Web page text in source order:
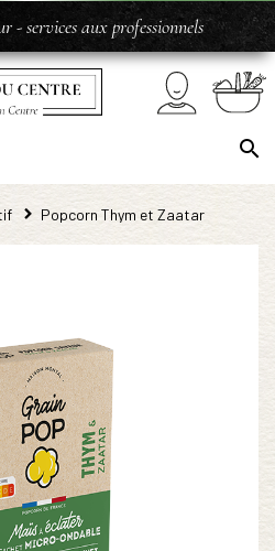
services aux professionnels
Popcorn Thym et Zaatar